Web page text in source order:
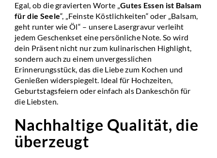
Egal, ob die gravierten Worte „Gutes Essen ist Balsam
für die Seele“, „Feinste Köstlichkeiten“ oder „Balsam,
geht runter wie Öl“ – unsere Lasergravur verleiht
jedem Geschenkset eine persönliche Note. So wird
dein Präsent nicht nur zum kulinarischen Highlight,
sondern auch zu einem unvergesslichen
Erinnerungsstück, das die Liebe zum Kochen und
Genießen widerspiegelt. Ideal für Hochzeiten,
Geburtstagsfeiern oder einfach als Dankeschön für
die Liebsten.
Nachhaltige Qualität, die
überzeugt